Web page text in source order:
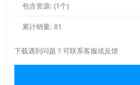
包含资源: (1个)
累计销量: 81
下载遇到问题？可联系客服或反馈